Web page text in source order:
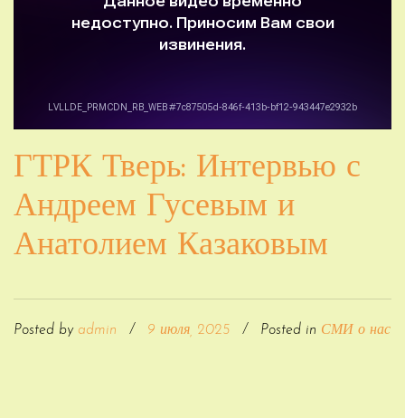
ГТРК Тверь: Интервью с
Андреем Гусевым и
Анатолием Казаковым
Posted by admin / 9 июля, 2025 / Posted in СМИ о нас